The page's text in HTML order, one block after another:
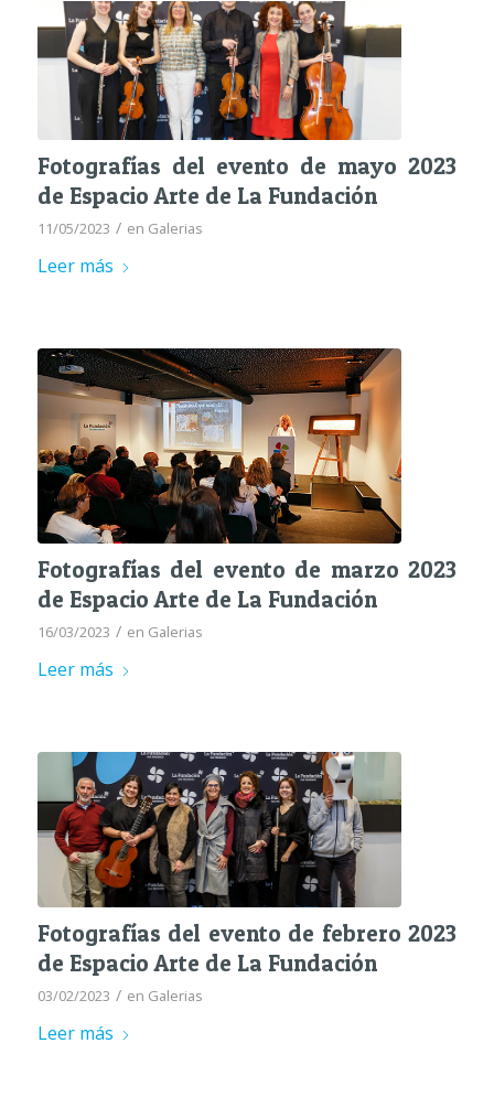
Fotografías del evento de mayo 2023
de Espacio Arte de La Fundación
11/05/2023 / en Galerias
Leer más
Fotografías del evento de marzo 2023
de Espacio Arte de La Fundación
16/03/2023 / en Galerias
Leer más
Fotografías del evento de febrero 2023
de Espacio Arte de La Fundación
03/02/2023 / en Galerias
Leer más